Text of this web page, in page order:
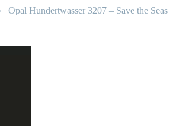
Opal Hundertwasser 3207 – Save the Seas